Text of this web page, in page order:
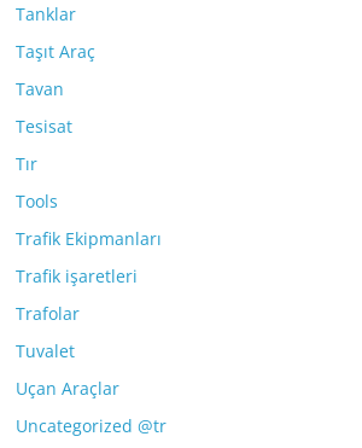
Tanklar
Taşıt Araç
Tavan
Tesisat
Tır
Tools
Trafik Ekipmanları
Trafik işaretleri
Trafolar
Tuvalet
Uçan Araçlar
Uncategorized @tr